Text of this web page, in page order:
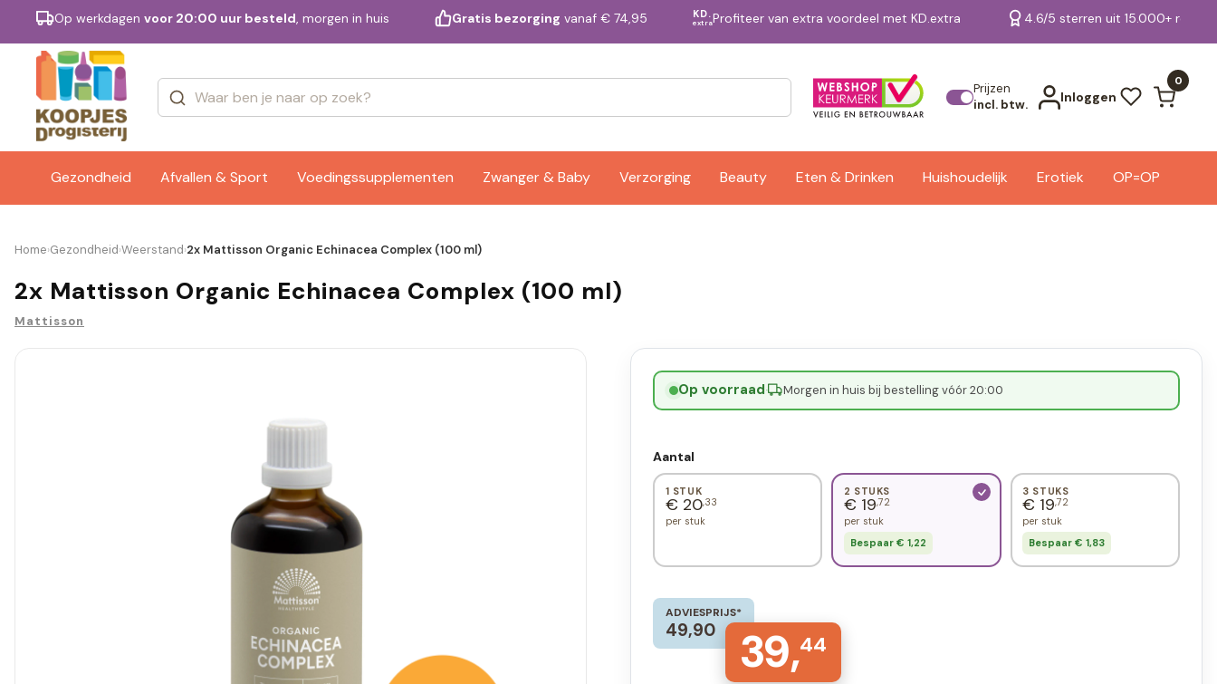
Op werkdagen voor 20:00 uur besteld, morgen in huis Gratis bezorging vanaf € 74,95 KD.
extraProfiteer van extra voordeel met KD.extra 4.6/5 sterren uit 15.000+
Prijzen
incl. btw.
Inloggen
0
Gezondheid Afvallen & Sport Voedingssupplementen Zwanger & Baby Verzorging Beauty Eten & Drinken Huishoudelijk Erotiek OP=OP
Merken Bekijk alle resultaten
Home›Gezondheid›Weerstand›2x Mattisson Organic Echinacea Complex (100 ml)
2x Mattisson Organic Echinacea Complex (100 ml)
Mattisson
Op voorraad· Morgen in huis bij bestelling vóór 20:00
Aantal
1 STUK
€ 20,33
per stuk
2 STUKS
€ 19,72
per stuk
Bespaar € 1,22
3 STUKS
€ 19,72
per stuk
Bespaar € 1,83
ADVIESPRIJS*
49,90 39,44